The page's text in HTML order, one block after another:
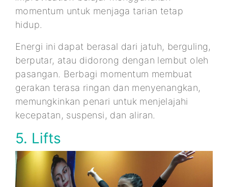
momentum untuk menjaga tarian tetap
hidup.
Energi ini dapat berasal dari jatuh, berguling,
berputar, atau didorong dengan lembut oleh
pasangan. Berbagi momentum membuat
gerakan terasa ringan dan menyenangkan,
memungkinkan penari untuk menjelajahi
kecepatan, suspensi, dan aliran.
5. Lifts